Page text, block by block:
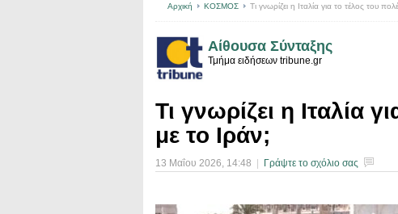
Αρχική ΚΟΣΜΟΣ Τι γνωρίζει η Ιταλία για το τέλος του
Αίθουσα Σύνταξης
Τμήμα ειδήσεων tribune.gr
Τι γνωρίζει η Ιταλία
με το Ιράν;
13 Μαΐου 2026, 14:48 Γράψτε το σχόλιο σας